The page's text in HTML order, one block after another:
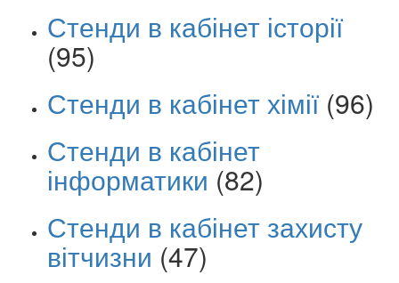
Стенди в кабінет історії
(95)
Стенди в кабінет хімії (96)
Стенди в кабінет
інформатики (82)
Стенди в кабінет захисту
вітчизни (47)